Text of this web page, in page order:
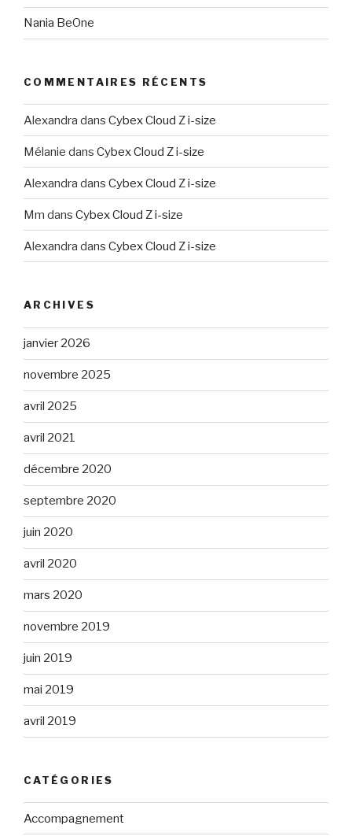
Nania BeOne
COMMENTAIRES RÉCENTS
Alexandra dans Cybex Cloud Z i-size
Mélanie dans Cybex Cloud Z i-size
Alexandra dans Cybex Cloud Z i-size
Mm dans Cybex Cloud Z i-size
Alexandra dans Cybex Cloud Z i-size
ARCHIVES
janvier 2026
novembre 2025
avril 2025
avril 2021
décembre 2020
septembre 2020
juin 2020
avril 2020
mars 2020
novembre 2019
juin 2019
mai 2019
avril 2019
CATÉGORIES
Accompagnement